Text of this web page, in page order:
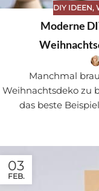
DIY IDEEN,
Moderne
Manchmal
Weihnachtsdeko zu
das beste
03
FEB.